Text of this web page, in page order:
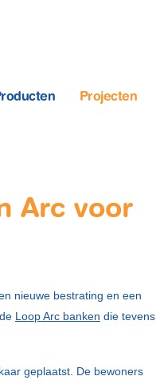
Projecten
Arc voor
nieuwe bestrating en een
Loop Arc banken die tevens
geplaatst. De bewoners